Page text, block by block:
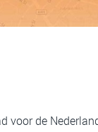
de